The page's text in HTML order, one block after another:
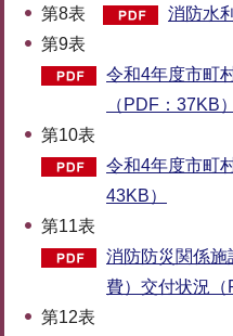
第8表
消防水
第9表
令和4年度市町
（PDF：37KB）
第10表
令和4年度市町
43KB）
第11表
消防防災関係施
費）交付状況（
第12表